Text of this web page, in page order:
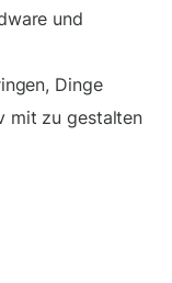
und
Dinge
mit zu gestalten